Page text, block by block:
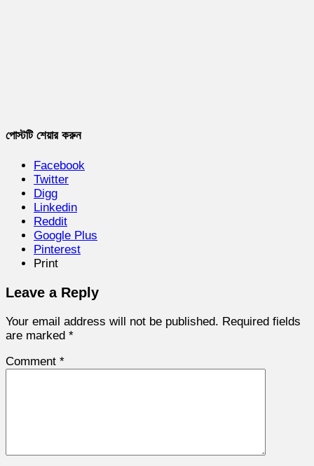
পোস্টটি শেয়ার করুন
Facebook
Twitter
Digg
Linkedin
Reddit
Google Plus
Pinterest
Print
Leave a Reply
Your email address will not be published. Required fields
are marked *
Comment *